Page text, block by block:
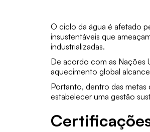
O ciclo da água é afetado
insustentáveis que
industrializadas.
De acordo com as Nações
aquecimento global alcance
Portanto, dentro das metas
estabelecer uma gestão